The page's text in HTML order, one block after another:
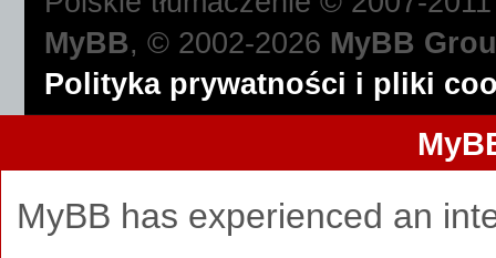
MyBB, © 2002-2026 MyBB
Polityka prywatności i pliki
MyBB has experienced an